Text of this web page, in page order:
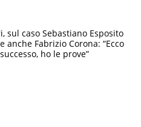
sul caso Sebastiano Esposito
anche Fabrizio Corona: “Ecco
ho le prove”